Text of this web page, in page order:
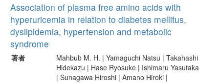
Association of plasma free amino acids with
hyperuricemia in relation to diabetes mellitus,
dyslipidemia, hypertension and metabolic
syndrome
著者
Mahbub M. H. | Yamaguchi Natsu | Takahashi
Hidekazu | Hase Ryosuke | Ishimaru Yasutaka
| Sunagawa Hiroshi | Amano Hiroki |